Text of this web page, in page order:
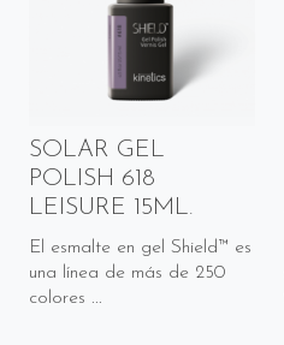
SOLAR GEL
POLISH 618
LEISURE 15ML.
El esmalte en gel Shield™ es
una línea de más de 250
colores ...